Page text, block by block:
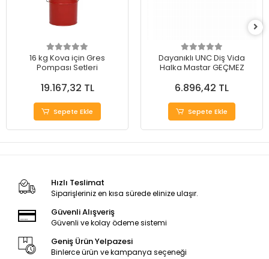
16 kg Kova için Gres
Pompası Setleri
19.167,32 TL
Sepete Ekle
Dayanıklı UNC Diş Vida
Halka Mastar GEÇMEZ
6.896,42 TL
Sepete Ekle
Hızlı Teslimat
Siparişleriniz en kısa sürede elinize ulaşır.
Güvenli Alışveriş
Güvenli ve kolay ödeme sistemi
Geniş Ürün Yelpazesi
Binlerce ürün ve kampanya seçeneği